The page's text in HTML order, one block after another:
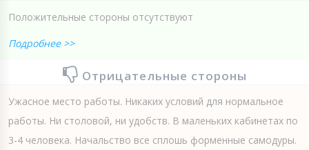
Положительные стороны отсутствуют
Подробнее >>
Отрицательные стороны
Ужасное место работы. Никаких условий для нормальное
работы. Ни столовой, ни удобств. В маленьких кабинетах по
3-4 человека. Начальство все сплошь форменные самодуры.